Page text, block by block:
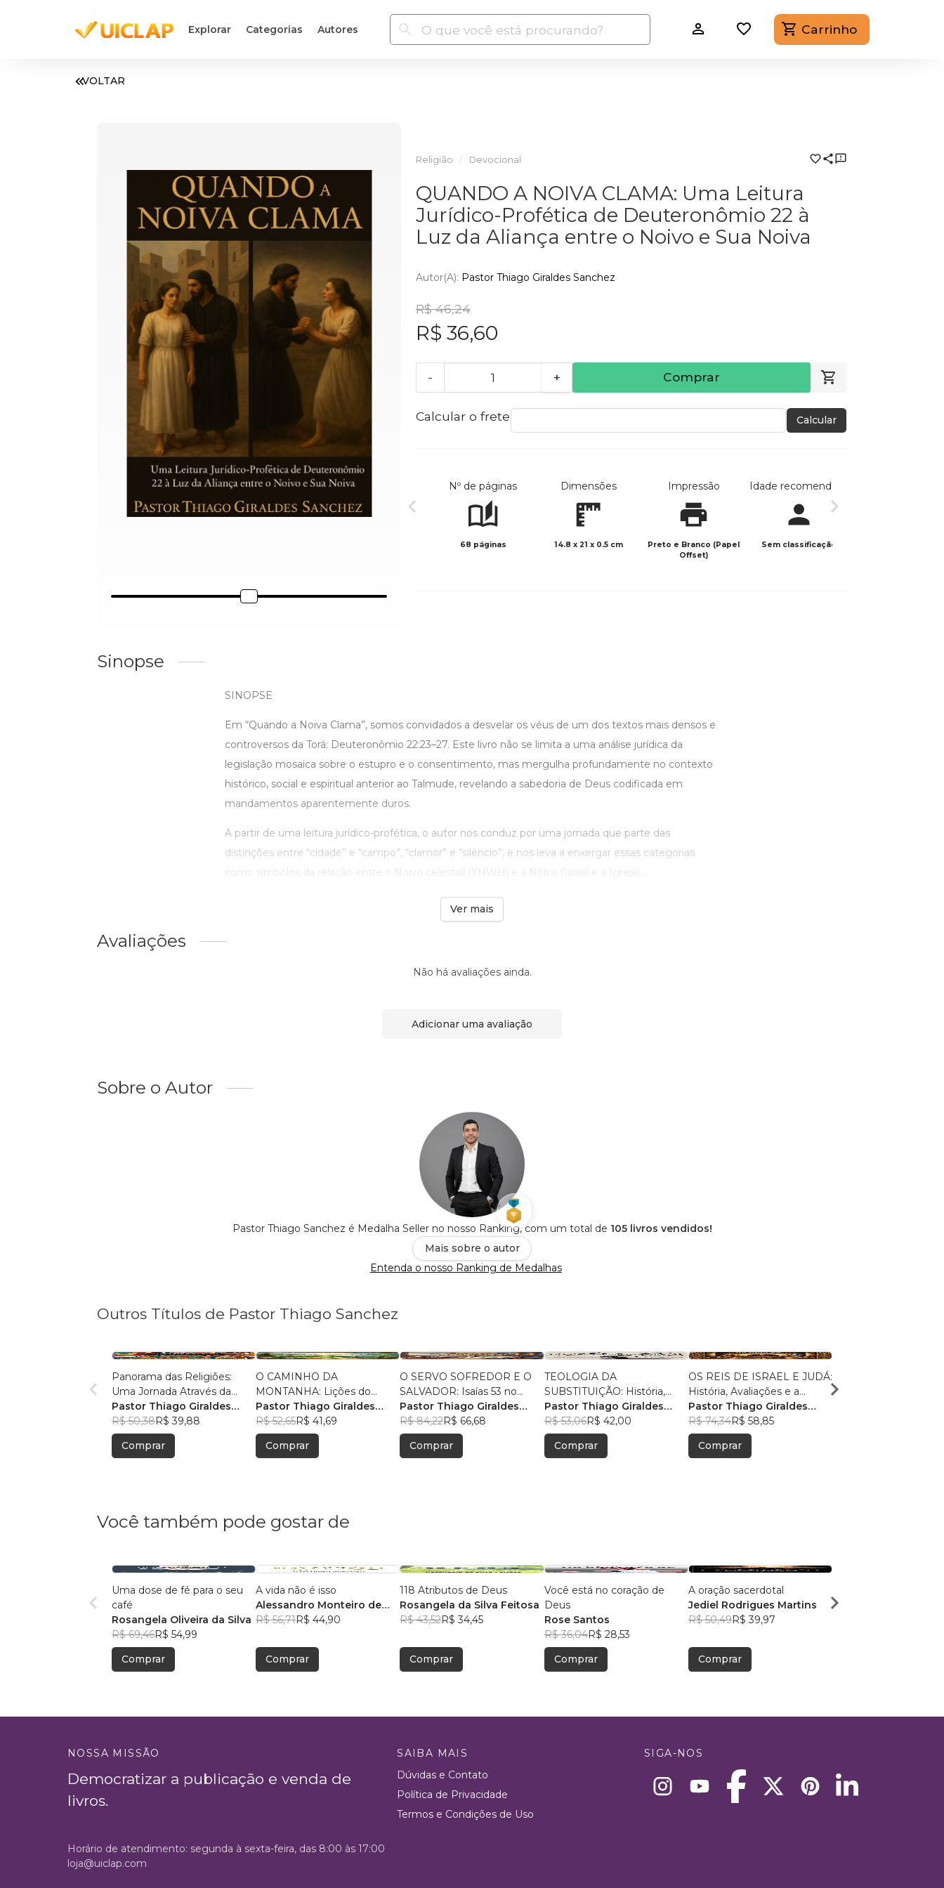
Explorar Categorias Autores Carrinho
VOLTAR
Religião Devocional
QUANDO A NOIVA CLAMA: Uma Leitura
Jurídico-Profética de Deuteronômio 22 à
Luz da Aliança entre o Noivo e Sua Noiva
Autor(a): Pastor Thiago Giraldes Sanchez
R$ 46,24
R$ 36,60
- + Comprar
Calcular o frete Calcular
Nº de páginas
68 páginas
Dimensões
14.8 x 21 x 0.5 cm
Impressão
Preto e Branco (Papel
Offset)
Idade recomendada
Sem classificação
Sinopse
SINOPSE
Em “Quando a Noiva Clama”, somos convidados a desvelar os véus de um dos textos mais densos e
controversos da Torá: Deuteronômio 22:23–27. Este livro não se limita a uma análise jurídica da
legislação mosaica sobre o estupro e o consentimento, mas mergulha profundamente no contexto
histórico, social e espiritual anterior ao Talmude, revelando a sabedoria de Deus codificada em
mandamentos aparentemente duros.
A partir de uma leitura jurídico-profética, o autor nos conduz por uma jornada que parte das
distinções entre “cidade” e “campo”, “clamor” e “silêncio”, e nos leva a enxergar essas categorias
como símbolos da relação entre o Noivo celestial (YHWH) e a Noiva (Israel e a Igreja) ...
Ver mais
Avaliações
Não há avaliações ainda.
Adicionar uma avaliação
Sobre o Autor
Pastor Thiago Sanchez é Medalha Seller no nosso Ranking, com um total de 105 livros vendidos!
Mais sobre o autor
Entenda o nosso Ranking de Medalhas
Outros Títulos de Pastor Thiago Sanchez
Panorama das Religiões:
Uma Jornada Através da
Diversidade Espiritual
Pastor Thiago Giraldes
Sanchez
R$ 50,38R$ 39,88
Comprar
O CAMINHO DA
MONTANHA: Lições do
Sermão de Jesus
Pastor Thiago Giraldes
Sanchez
R$ 52,65R$ 41,69
Comprar
O SERVO SOFREDOR E O
SALVADOR: Isaías 53 no
Novo Testamento
Pastor Thiago Giraldes
Sanchez
R$ 84,22R$ 66,68
Comprar
TEOLOGIA DA
SUBSTITUIÇÃO: História,
Reflexos e Desafios à Luz
das Escrituras e do
Cumprimento Profético
Pastor Thiago Giraldes
Sanchez
R$ 53,06R$ 42,00
Comprar
OS REIS DE ISRAEL E JUDÁ:
História, Avaliações e a
Soberania de YHWH
Pastor Thiago Giraldes
Sanchez
R$ 74,34R$ 58,85
Comprar
REFINADA: Uma
Você também pode gostar de
Uma dose de fé para o seu
café
Rosangela Oliveira da Silva
R$ 69,46R$ 54,99
Comprar
A vida não é isso
Alessandro Monteiro de
Menezes
R$ 56,71R$ 44,90
Comprar
118 Atributos de Deus
Rosangela da Silva Feitosa
R$ 43,52R$ 34,45
Comprar
Você está no coração de
Deus
Rose Santos
R$ 36,04R$ 28,53
Comprar
A oração sacerdotal
Jediel Rodrigues Martins
R$ 50,49R$ 39,97
Comprar
Mulheres
NOSSA MISSÃO
Democratizar a publicação e venda de
livros.
SAIBA MAIS
Dúvidas e Contato
Política de Privacidade
Termos e Condições de Uso
SIGA-NOS
Horário de atendimento: segunda à sexta-feira, das 8:00 às 17:00
loja@uiclap.com